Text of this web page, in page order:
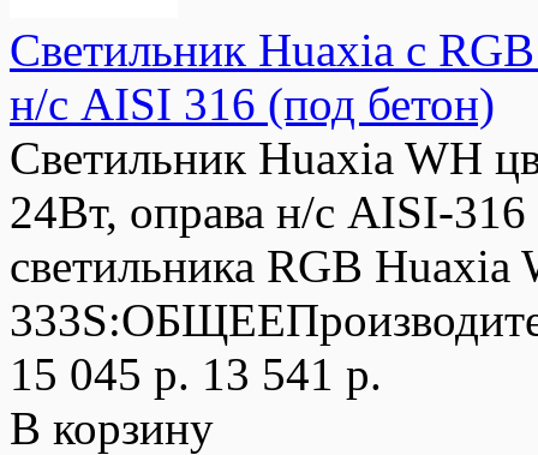
Светильник Huaxia с
н/с AISI 316 (под бетон)
Светильник Huaxia WH
24Вт, оправа н/с AISI-
светильника RGB
15 045 р. 13 541 р.
В корзину